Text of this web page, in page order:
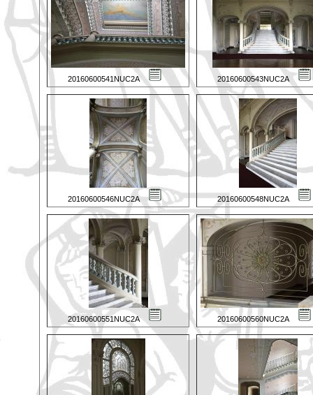
20160600541NUC2A 20160600543NUC2A
20160600546NUC2A 20160600548NUC2A
20160600551NUC2A 20160600560NUC2A